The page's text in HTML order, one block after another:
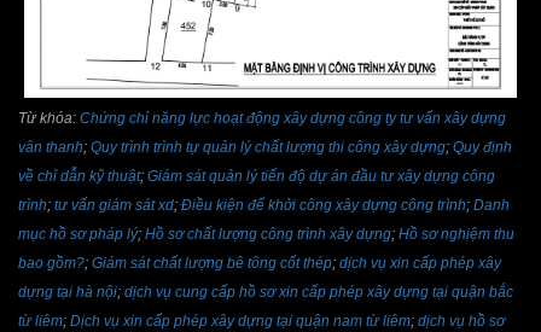
Từ khóa: Chứng chỉ năng lực hoạt động xây dựng công ty tư vấn xây dựng
vân thanh; Quy trình trình tự quản lý chất lượng thi công xây dựng; Quy định
về chỉ dẫn kỹ thuật; Giám sát quản lý tiến độ dự án đầu tư xây dựng công
trình; tư vấn giám sát xd; Điều kiện để khởi công xây dựng công trình; Danh
mục hồ sơ pháp lý; Hồ sơ chất lượng công trình xây dựng; Hồ sơ nghiệm thu
bao gồm?; Giám sát chất lượng bê tông cốt thép; dịch vụ xin cấp phép xây
dựng tại hà nội; dịch vụ cung cấp hồ sơ xin cấp phép xây dựng tại quận bắc
từ liêm; Dịch vụ xin cấp phép xây dựng tại quận nam từ liêm; dịch vụ hồ sơ